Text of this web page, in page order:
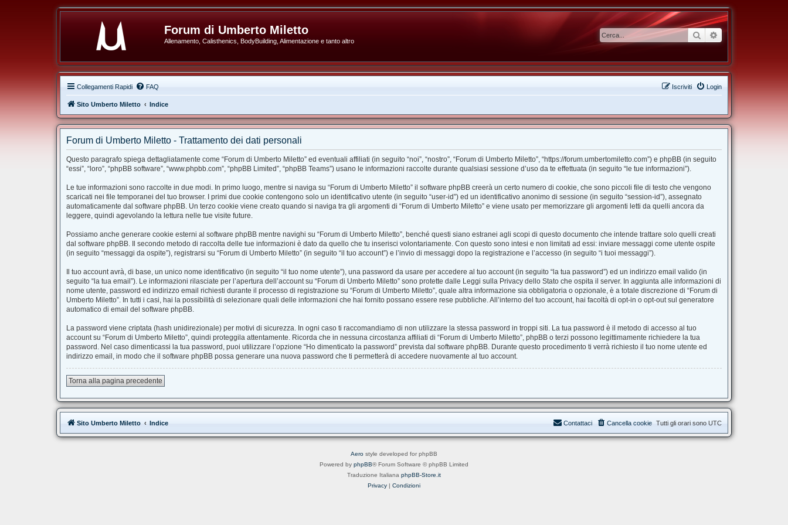
Forum di Umberto Miletto
Allenamento, Calisthenics, BodyBuilding, Alimentazione e tanto altro
Cerca Ricerca avanzata
Collegamenti Rapidi FAQ Login
Iscriviti
Sito Umberto Miletto Indice
Forum di Umberto Miletto - Trattamento dei dati personali
Questo paragrafo spiega dettagliatamente come “Forum di Umberto Miletto” ed eventuali affiliati (in seguito “noi”, “nostro”, “Forum di Umberto Miletto”, “https://forum.umbertomiletto.com”) e phpBB (in seguito
“essi”, “loro”, “phpBB software”, “www.phpbb.com”, “phpBB Limited”, “phpBB Teams”) usano le informazioni raccolte durante qualsiasi sessione d’uso da te effettuata (in seguito “le tue informazioni”).
Le tue informazioni sono raccolte in due modi. In primo luogo, mentre si naviga su “Forum di Umberto Miletto” il software phpBB creerà un certo numero di cookie, che sono piccoli file di testo che vengono
scaricati nei file temporanei del tuo browser. I primi due cookie contengono solo un identificativo utente (in seguito “user-id”) ed un identificativo anonimo di sessione (in seguito “session-id”), assegnato
automaticamente dal software phpBB. Un terzo cookie viene creato quando si naviga tra gli argomenti di “Forum di Umberto Miletto” e viene usato per memorizzare gli argomenti letti da quelli ancora da
leggere, quindi agevolando la lettura nelle tue visite future.
Possiamo anche generare cookie esterni al software phpBB mentre navighi su “Forum di Umberto Miletto”, benché questi siano estranei agli scopi di questo documento che intende trattare solo quelli creati
dal software phpBB. Il secondo metodo di raccolta delle tue informazioni è dato da quello che tu inserisci volontariamente. Con questo sono intesi e non limitati ad essi: inviare messaggi come utente ospite
(in seguito “messaggi da ospite”), registrarsi su “Forum di Umberto Miletto” (in seguito “il tuo account”) e l’invio di messaggi dopo la registrazione e l’accesso (in seguito “i tuoi messaggi”).
Il tuo account avrà, di base, un unico nome identificativo (in seguito “il tuo nome utente”), una password da usare per accedere al tuo account (in seguito “la tua password”) ed un indirizzo email valido (in
seguito “la tua email”). Le informazioni rilasciate per l’apertura dell’account su “Forum di Umberto Miletto” sono protette dalle Leggi sulla Privacy dello Stato che ospita il server. In aggiunta alle informazioni di
nome utente, password ed indirizzo email richiesti durante il processo di registrazione su “Forum di Umberto Miletto”, quale altra informazione sia obbligatoria o opzionale, è a totale discrezione di “Forum di
Umberto Miletto”. In tutti i casi, hai la possibilità di selezionare quali delle informazioni che hai fornito possano essere rese pubbliche. All’interno del tuo account, hai facoltà di opt-in o opt-out sul generatore
automatico di email del software phpBB.
La password viene criptata (hash unidirezionale) per motivi di sicurezza. In ogni caso ti raccomandiamo di non utilizzare la stessa password in troppi siti. La tua password è il metodo di accesso al tuo
account su “Forum di Umberto Miletto”, quindi proteggila attentamente. Ricorda che in nessuna circostanza affiliati di “Forum di Umberto Miletto”, phpBB o terzi possono legittimamente richiedere la tua
password. Nel caso dimenticassi la tua password, puoi utilizzare l’opzione “Ho dimenticato la password” prevista dal software phpBB. Durante questo procedimento ti verrà richiesto il tuo nome utente ed
indirizzo email, in modo che il software phpBB possa generare una nuova password che ti permetterà di accedere nuovamente al tuo account.
Torna alla pagina precedente
Sito Umberto Miletto Indice Tutti gli orari sono UTC
Cancella cookie
Contattaci
Aero style developed for phpBB
Powered by phpBB® Forum Software © phpBB Limited
Traduzione Italiana phpBB-Store.it
Privacy | Condizioni